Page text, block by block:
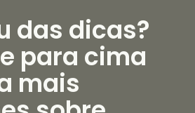
das dicas?
para cima
mais